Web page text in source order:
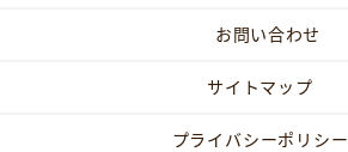
お問い合わせ
サイトマップ
プライバシーポリシー